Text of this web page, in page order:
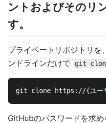
ントおよびそのリ
す。
プライベートリポジトリを
ンドラインだけで
git
GItHubのパスワードを求